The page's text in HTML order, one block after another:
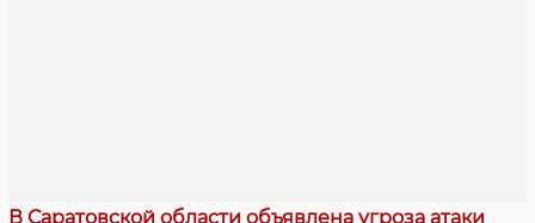
В Саратовской области объявлена угроза атаки